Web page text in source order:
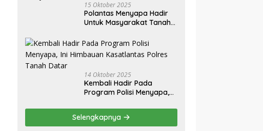
15 Oktober 2025
Polantas Menyapa Hadir
Untuk Masyarakat Tanah
14 Oktober 2025
Kembali Hadir Pada
Program Polisi Menyapa,
Polres Tanah Datar
Selengkapnya